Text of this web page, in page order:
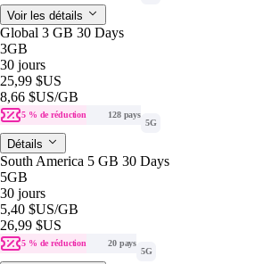
Voir les détails
Global 3 GB 30 Days
3GB
30 jours
25,99 $US
8,66 $US/GB
5 % de réduction
128 pays
5G
Détails
South America 5 GB 30 Days
5GB
30 jours
5,40 $US/GB
26,99 $US
5 % de réduction
20 pays
5G